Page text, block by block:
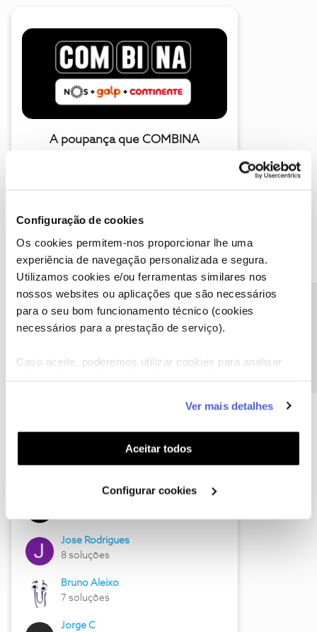
Configuração de cookies
Os cookies permitem-nos proporcionar lhe uma
experiência de navegação personalizada e segura.
Utilizamos cookies e/ou ferramentas similares nos
nossos websites ou aplicações que são necessários
para o seu bom funcionamento técnico (cookies
necessários para a prestação de serviço).
Caso aceite, poderemos utilizar cookies para analisar
funcionalidades (cookies de personalização e
funcionalidade) e adaptar anúncios aos seus interesses
(cookies de publicidade personalizada). Pode gerir a
utilização dos cookies clicando em "Configurar
Ver mais detalhes
Aceitar todos
Configurar cookies
A poupança que COMBINA
Descubra as novidades de junho
Hall of Fame de junho
Jose Rodrigues
8 soluções
Bruno Aleixo
7 soluções
Jorge C